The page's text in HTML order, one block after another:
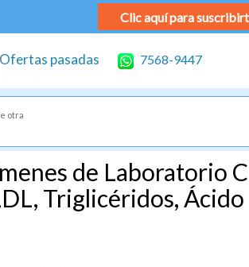
Clic aquí para
Ofertas pasadas 7568-9447
otra
de Laboratorio
Triglicéridos,